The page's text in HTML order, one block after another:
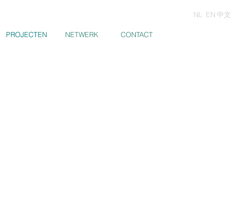
NL EN 中文
PROJECTEN
PROJECTEN NETWERK CONTACT